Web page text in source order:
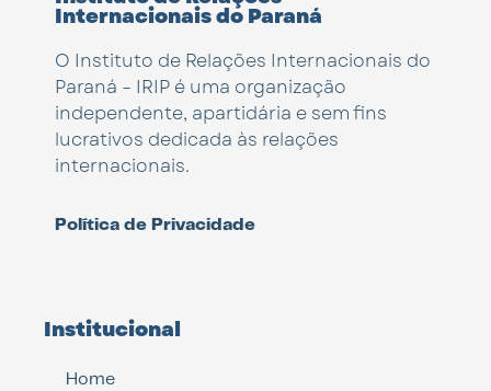
Internacionais do Paraná
O Instituto de Relações Internacionais do
Paraná – IRIP é uma organização
independente, apartidária e sem fins
lucrativos dedicada às relações
internacionais.
Política de Privacidade
Institucional
Home